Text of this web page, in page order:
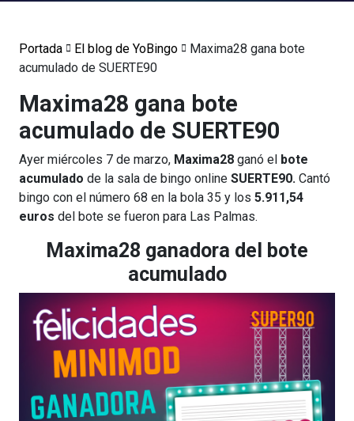
Portada El blog de YoBingo
Maxima28 gana bote
acumulado de SUERTE90
Maxima28 gana bote
acumulado de SUERTE90
Ayer miércoles 7 de marzo, Maxima28 ganó el bote
acumulado de la sala de bingo online SUERTE90. Cantó
bingo con el número 68 en la bola 35 y los 5.911,54
euros del bote se fueron para Las Palmas.
Maxima28 ganadora del bote
acumulado